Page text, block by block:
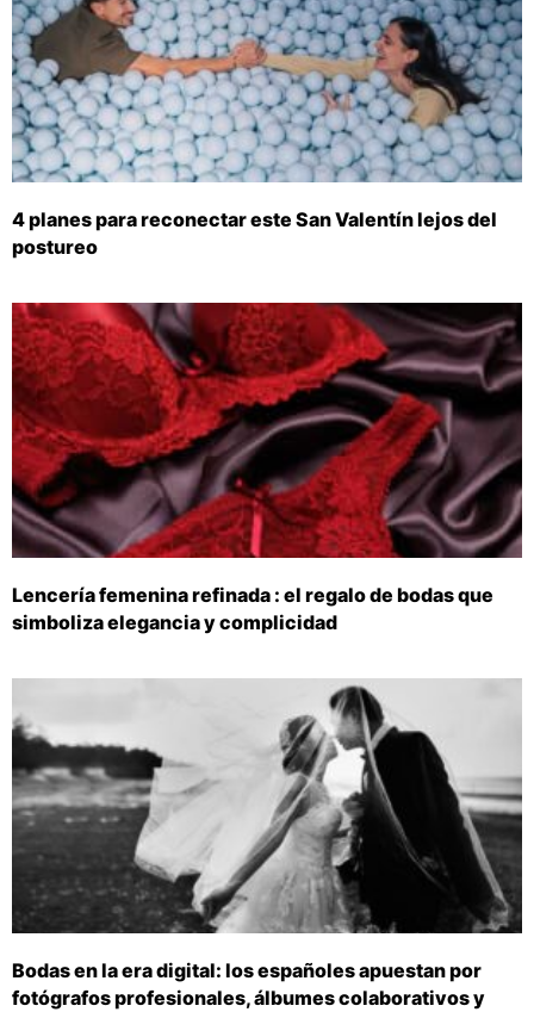
4 planes para reconectar este San Valentín lejos del
postureo
Lencería femenina refinada : el regalo de bodas que
simboliza elegancia y complicidad
Bodas en la era digital: los españoles apuestan por
fotógrafos profesionales, álbumes colaborativos y